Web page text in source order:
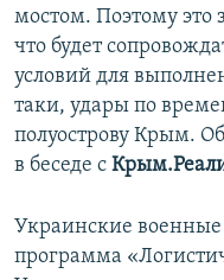
мостом. Поэтому это
что будет
условий для
таки, удары по
полуострову Крым.
в беседе с
Украинские военные
программа